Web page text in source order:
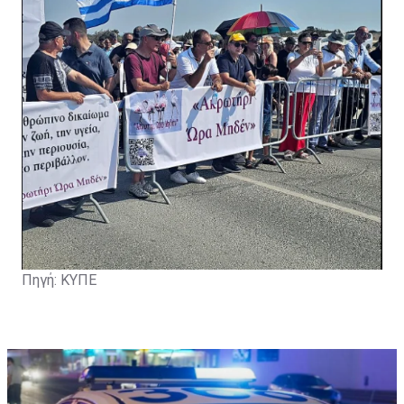
Πηγή: ΚΥΠΕ